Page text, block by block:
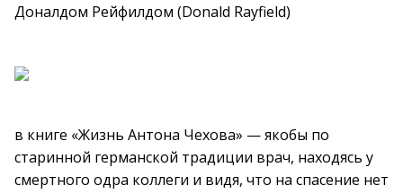
Доналдом Рейфилдом (Donald Rayfield)
в книге «Жизнь Антона Чехова» — якобы по
старинной германской традиции врач, находясь у
смертного одра коллеги и видя, что на спасение нет